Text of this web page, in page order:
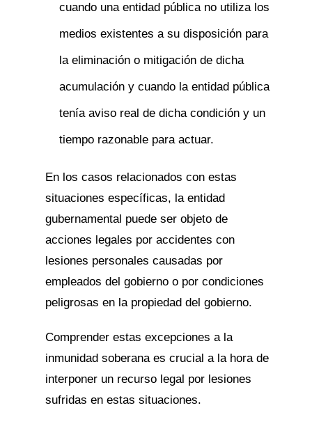
cuando una entidad pública no utiliza los
medios existentes a su disposición para
la eliminación o mitigación de dicha
acumulación y cuando la entidad pública
tenía aviso real de dicha condición y un
tiempo razonable para actuar.
En los casos relacionados con estas
situaciones específicas, la entidad
gubernamental puede ser objeto de
acciones legales por accidentes con
lesiones personales causadas por
empleados del gobierno o por condiciones
peligrosas en la propiedad del gobierno.
Comprender estas excepciones a la
inmunidad soberana es crucial a la hora de
interponer un recurso legal por lesiones
sufridas en estas situaciones.